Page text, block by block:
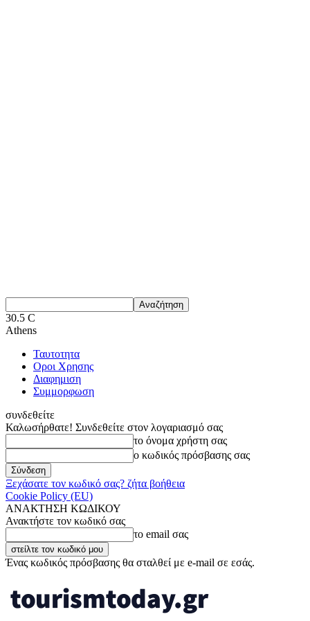
30.5 C
Athens
Ταυτοτητα
Οροι Χρησης
Διαφημιση
Συμμορφωση
συνδεθείτε
Καλωσήρθατε! Συνδεθείτε στον λογαριασμό σας
το όνομα χρήστη σας
ο κωδικός πρόσβασης σας
Ξεχάσατε τον κωδικό σας? ζήτα βοήθεια
Cookie Policy (EU)
ΑΝΑΚΤΗΣΗ ΚΩΔΙΚΟΥ
Ανακτήστε τον κωδικό σας
το email σας
Ένας κωδικός πρόσβασης θα σταλθεί με e-mail σε εσάς.